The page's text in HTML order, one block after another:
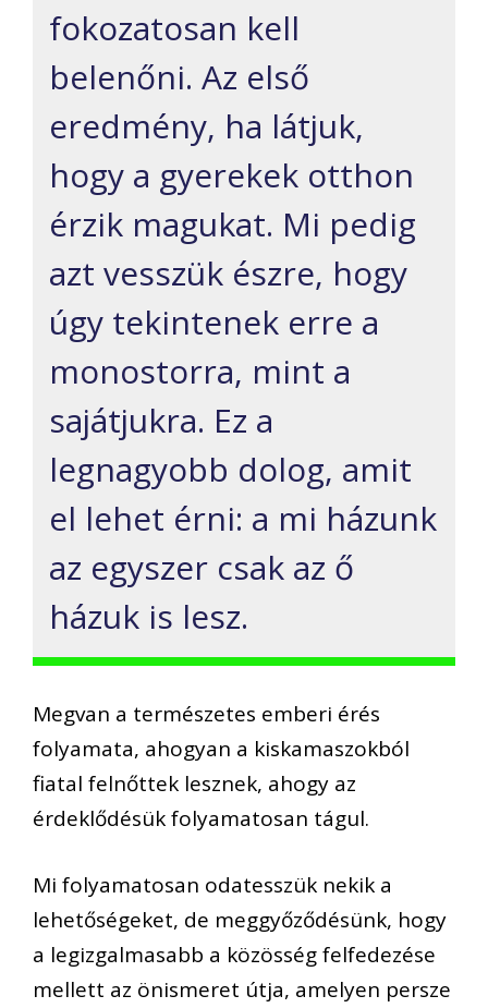
fokozatosan kell
belenőni. Az első
eredmény, ha látjuk,
hogy a gyerekek otthon
érzik magukat. Mi pedig
azt vesszük észre, hogy
úgy tekintenek erre a
monostorra, mint a
sajátjukra. Ez a
legnagyobb dolog, amit
el lehet érni: a mi házunk
az egyszer csak az ő
házuk is lesz.
Megvan a természetes emberi érés
folyamata, ahogyan a kiskamaszokból
fiatal felnőttek lesznek, ahogy az
érdeklődésük folyamatosan tágul.
Mi folyamatosan odatesszük nekik a
lehetőségeket, de meggyőződésünk, hogy
a legizgalmasabb a közösség felfedezése
mellett az önismeret útja, amelyen persze